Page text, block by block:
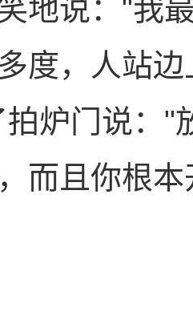
地说："我
度，人站
炉门说："
而且你根